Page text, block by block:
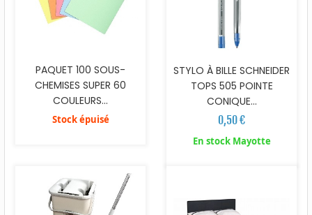
PAQUET 100 SOUS-
CHEMISES SUPER 60
COULEURS...
Stock épuisé
STYLO À BILLE SCHNEIDER
TOPS 505 POINTE
CONIQUE...
0,50 €
En stock Mayotte